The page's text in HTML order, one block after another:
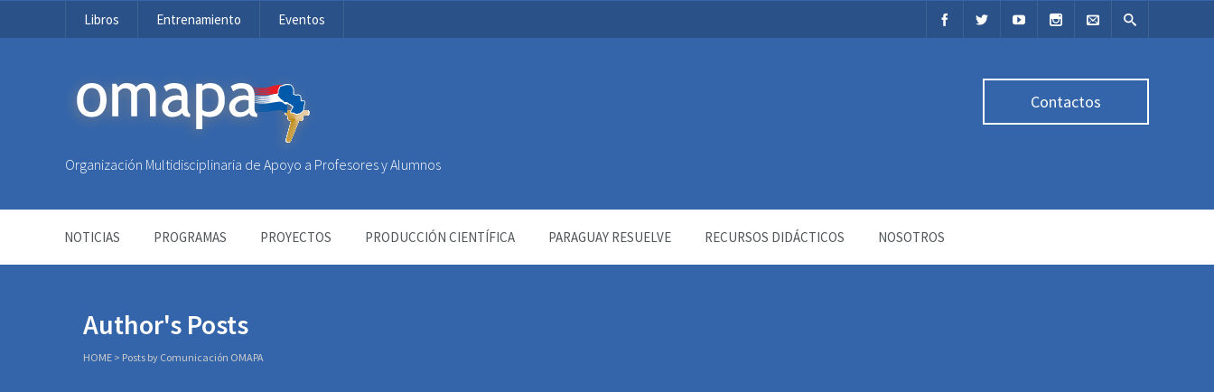
Libros Entrenamiento Eventos
OMAPA
Organización Multidisciplinaria de Apoyo a Profesores y Alumnos
Contactos
NOTICIAS PROGRAMAS PROYECTOS PRODUCCIÓN CIENTÍFICA PARAGUAY RESUELVE RECURSOS DIDÁCTICOS NOSOTROS
Author's Posts
HOME > Posts by Comunicación OMAPA